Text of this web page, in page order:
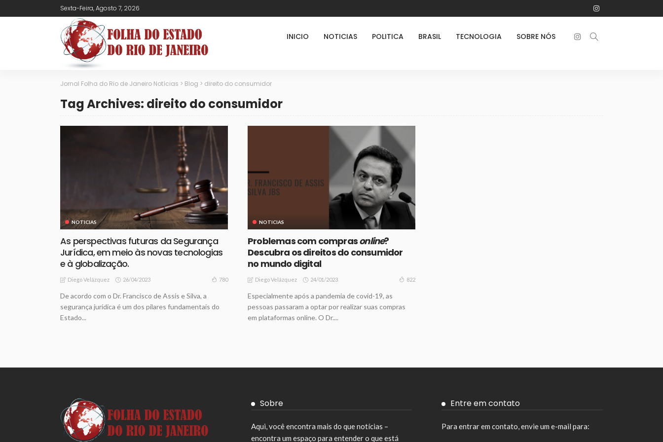
Sexta-Feira, Agosto 7, 2026
INICIO NOTICIAS POLITICA BRASIL TECNOLOGIA SOBRE NÓS
Jornal Folha do Rio de Janeiro Notícias > Blog > direito do consumidor
Tag Archives: direito do consumidor
NOTICIAS
As perspectivas futuras da Segurança
Jurídica, em meio às novas tecnologias
e à globalização.
Diego Velázquez 26/04/2023 780
De acordo com o Dr. Francisco de Assis e Silva, a
segurança jurídica é um dos pilares fundamentais do
Estado...
NOTICIAS
Problemas com comprasonline?
Descubra os direitos do consumidor
no mundo digital
Diego Velázquez 24/01/2023 822
Especialmente após a pandemia de covid-19, as
pessoas passaram a optar por realizar suas compras
em plataformas online. O Dr....
Sobre
Aqui, você encontra mais do que notícias –
encontra um espaço para entender o que está
Entre em contato
Para entrar em contato, envie um e-mail para: